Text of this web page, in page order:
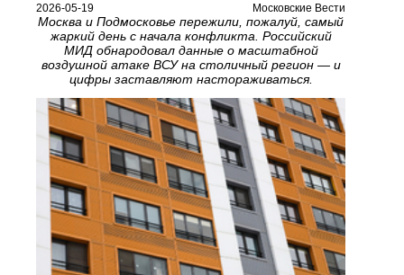
2026-05-19 Московские Вести
Москва и Подмосковье пережили, пожалуй, самый
жаркий день с начала конфликта. Российский
МИД обнародовал данные о масштабной
воздушной атаке ВСУ на столичный регион — и
цифры заставляют настораживаться.